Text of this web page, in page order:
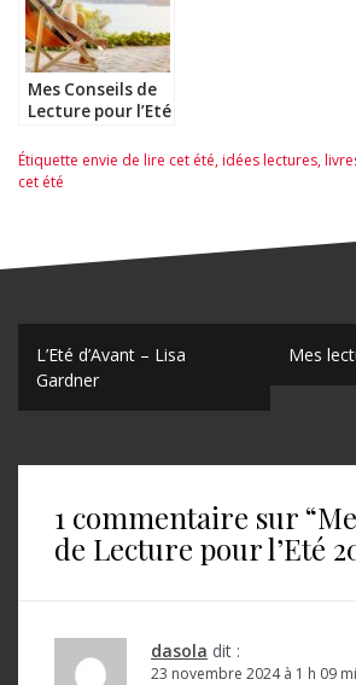
Mes Conseils de
Lecture pour l’Eté
poches
Étiquette envie de lire cet été,idées lectures,
cet été
N
a
L’Eté d’Avant – Lisa
Gardner
Mes
1 commentaire sur “
de Lecture pour l’Eté
dasola dit :
23 novembre 2024 à 1 h 09